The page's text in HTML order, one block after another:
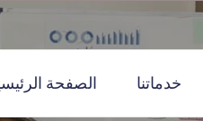
الصفحة خدماتنا